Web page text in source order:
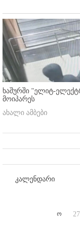
ხაშურში "ელიტ-
მოიპარეს
ახალი ამბები
კალენდარი
ო 27